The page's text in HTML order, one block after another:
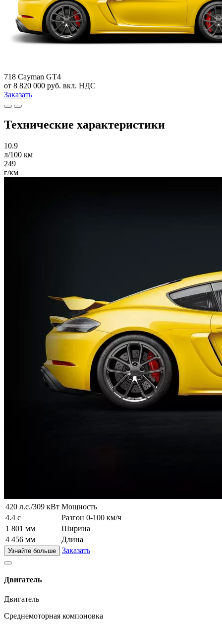
718 Cayman GT4
от 8 820 000 руб. вкл. НДС
Заказать
Технические характеристики
10.9
л/100 км
249
г/км
420 л.с./309 кВт Мощность
4.4 с
Разгон 0-100 км/ч
1 801 мм
Ширина
4 456 мм
Длина
Узнайте больше Заказать
Двигатель
Двигатель
Среднемоторная компоновка